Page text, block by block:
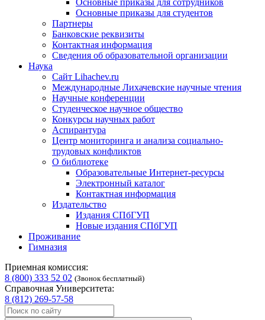
Основные приказы для сотрудников
Основные приказы для студентов
Партнеры
Банковские реквизиты
Контактная информация
Сведения об образовательной организации
Наука
Сайт Lihachev.ru
Международные Лихачевские научные чтения
Научные конференции
Студенческое научное общество
Конкурсы научных работ
Аспирантура
Центр мониторинга и анализа социально-
трудовых конфликтов
О библиотеке
Образовательные Интернет-ресурсы
Электронный каталог
Контактная информация
Издательство
Издания СПбГУП
Новые издания СПбГУП
Проживание
Гимназия
Приемная комиссия:
8 (800) 333 52 02 (Звонок бесплатный)
Справочная Университета:
8 (812) 269-57-58